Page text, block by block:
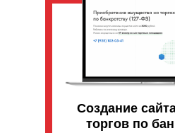
Создание
торгов по